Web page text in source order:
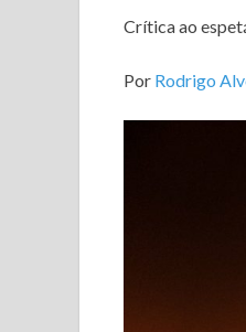
Crítica ao
Por Rodrigo